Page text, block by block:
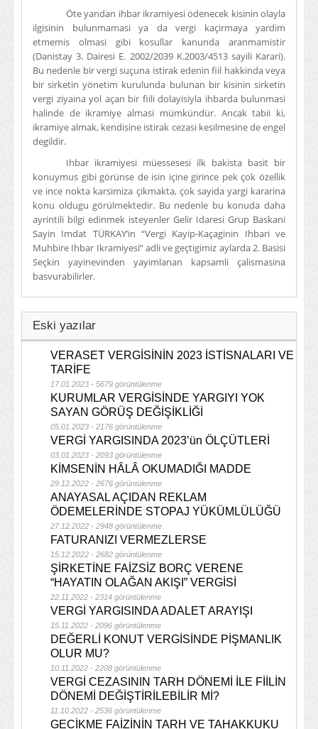
Öte yandan ihbar ikramiyesi ödenecek kisinin olayla
ilgisinin bulunmamasi ya da vergi kaçirmaya yardim
etmemis olmasi gibi kosullar kanunda aranmamistir
(Danistay 3. Dairesi E. 2002/2039 K.2003/4513 sayili Karari).
Bu nedenle bir vergi suçuna istirak edenin fiil hakkinda veya
bir sirketin yönetim kurulunda bulunan bir kisinin sirketin
vergi ziyaina yol açan bir fiili dolayisiyla ihbarda bulunmasi
halinde de ikramiye almasi mümkündür. Ancak tabii ki,
ikramiye almak, kendisine istirak cezasi kesilmesine de engel
degildir.
Ihbar ikramiyesi müessesesi ilk bakista basit bir
konuymus gibi görünse de isin içine girince pek çok özellik
ve ince nokta karsimiza çikmakta, çok sayida yargi kararina
konu oldugu görülmektedir. Bu nedenle bu konuda daha
ayrintili bilgi edinmek isteyenler Gelir Idaresi Grup Baskani
Sayin Imdat TÜRKAY’in “Vergi Kayip-Kaçaginin Ihbari ve
Muhbire Ihbar Ikramiyesi” adli ve geçtigimiz aylarda 2. Basisi
Seçkin yayinevinden yayimlanan kapsamli çalismasina
basvurabilirler.
Eski yazılar
VERASET VERGİSİNİN 2023 İSTİSNALARI VE
TARİFE
17.01.2023 - 5679 görüntülenme
KURUMLAR VERGİSİNDE YARGIYI YOK
SAYAN GÖRÜŞ DEĞİŞİKLİĞİ
05.01.2023 - 2176 görüntülenme
VERGİ YARGISINDA 2023’ün ÖLÇÜTLERİ
03.01.2023 - 2093 görüntülenme
KİMSENİN HÂLÂ OKUMADIĞI MADDE
29.12.2022 - 2676 görüntülenme
ANAYASAL AÇIDAN REKLAM
ÖDEMELERİNDE STOPAJ YÜKÜMLÜLÜĞÜ
27.12.2022 - 2948 görüntülenme
FATURANIZI VERMEZLERSE
15.12.2022 - 2682 görüntülenme
ŞİRKETİNE FAİZSİZ BORÇ VERENE
“HAYATIN OLAĞAN AKIŞI” VERGİSİ
22.11.2022 - 2314 görüntülenme
VERGİ YARGISINDA ADALET ARAYIŞI
15.11.2022 - 2096 görüntülenme
DEĞERLİ KONUT VERGİSİNDE PİŞMANLIK
OLUR MU?
10.11.2022 - 2208 görüntülenme
VERGİ CEZASININ TARH DÖNEMİ İLE FİİLİN
DÖNEMİ DEĞİŞTİRİLEBİLİR Mİ?
11.10.2022 - 2536 görüntülenme
GECİKME FAİZİNİN TARH VE TAHAKKUKU